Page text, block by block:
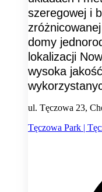
szeregowej i
domy
lokalizacji
wysoka
ul. Tęczowa 23,
Tęczowa Park |